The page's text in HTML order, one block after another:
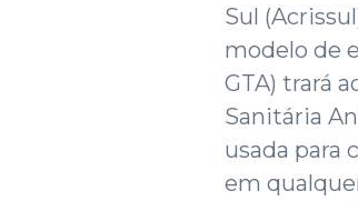
Sul
modelo de
GTA) trará
Sanitária
usada para
em